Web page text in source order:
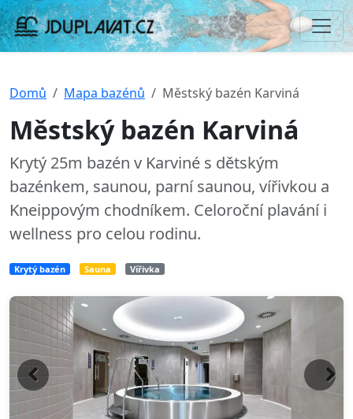
Domů Mapa bazénů Městský bazén Karviná
Městský bazén Karviná
Krytý 25m bazén v Karviné s dětským
bazénkem, saunou, parní saunou, vířivkou a
Kneippovým chodníkem. Celoroční plavání i
wellness pro celou rodinu.
Krytý bazén Sauna Vířivka
Previous